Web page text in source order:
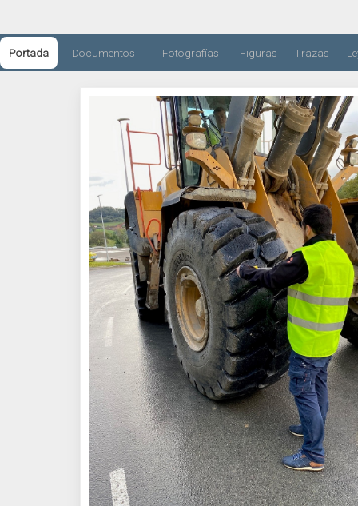
Portada Documentos Fotografías Figuras Trazas